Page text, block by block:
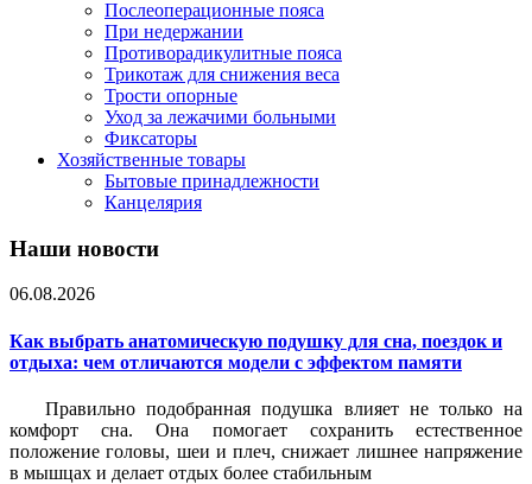
Послеоперационные пояса
При недержании
Противорадикулитные пояса
Трикотаж для снижения веса
Трости опорные
Уход за лежачими больными
Фиксаторы
Хозяйственные товары
Бытовые принадлежности
Канцелярия
Наши новости
06.08.2026
Как выбрать анатомическую подушку для сна, поездок и
отдыха: чем отличаются модели с эффектом памяти
Правильно подобранная подушка влияет не только на
комфорт сна. Она помогает сохранить естественное
положение головы, шеи и плеч, снижает лишнее напряжение
в мышцах и делает отдых более стабильным